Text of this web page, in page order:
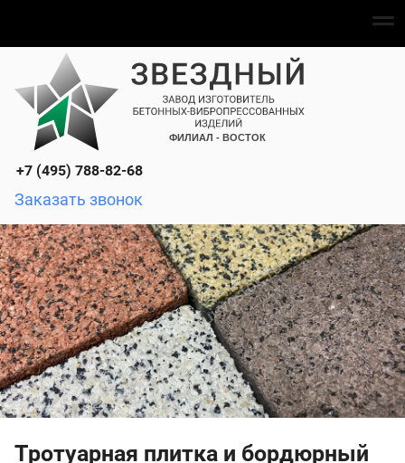
+7 (495) 788-82-68
Заказать звонок
Тротуарная плитка и бордюрный